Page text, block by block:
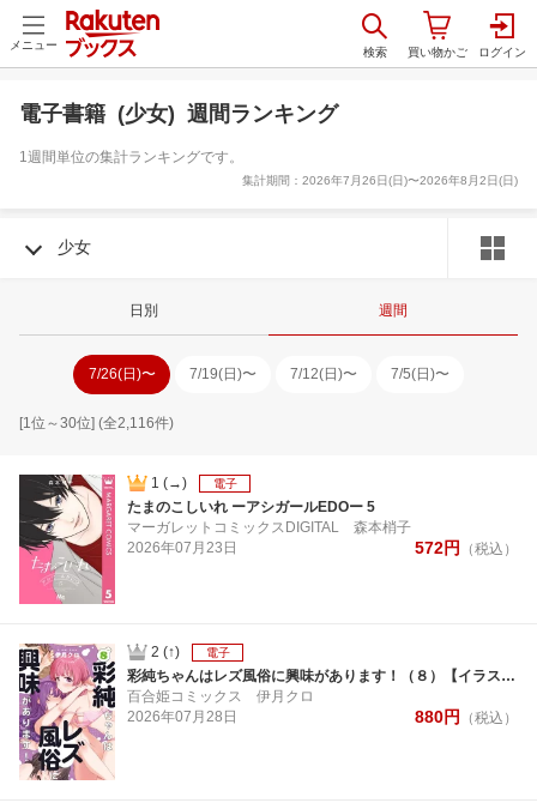
メニュー
電子書籍 (少女) 週間ランキング
1週間単位の集計ランキングです。
集計期間： 2026年7月26日(日)〜2026年8月2日(日)
少女
日別 週間
7/26(日)〜 7/19(日)〜 7/12(日)〜 7/5(日)〜
[1位～30位] (全2,116件)
1 (→) 電子
たまのこしいれ ーアシガールEDOー 5
マーガレットコミックスDIGITAL 森本梢子
2026年07月 23日 572円 （税込）
2 (↑) 電子
彩純ちゃんはレズ風俗に興味があります！（８）【イラスト特典付】
百合姫コミックス 伊月クロ
2026年07月 28日 880円 （税込）